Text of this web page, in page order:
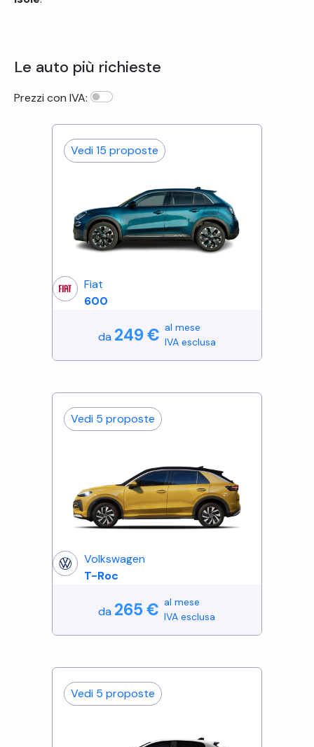
Le auto più richieste
Prezzi con IVA:
Vedi 15 proposte
Fiat
600
da 249€ al mese
IVA esclusa
Vedi 5 proposte
Volkswagen
T-Roc
da 265€ al mese
IVA esclusa
Vedi 5 proposte